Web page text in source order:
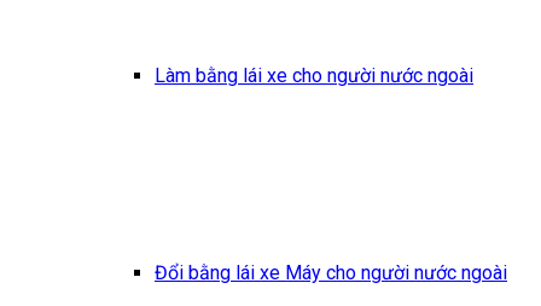
Làm bằng lái xe cho người nước ngoài
Đổi bằng lái xe Máy cho người nước ngoài